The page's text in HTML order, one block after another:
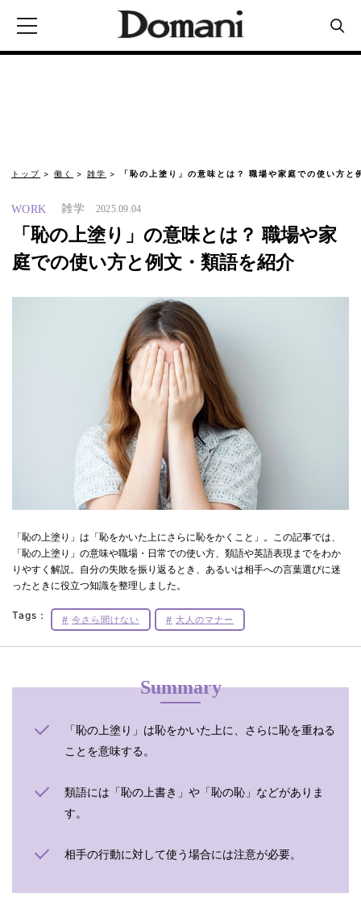
トップ 働く 雑学 「恥の上塗り」の意味とは？ 職場や家庭での使い方と
WORK 雑学 2025.09.04
「恥の上塗り」の意味とは？ 職場や家
庭での使い方と例文・類語を紹介
「恥の上塗り」は「恥をかいた上にさらに恥をかくこと」。この記事では、
「恥の上塗り」の意味や職場・日常での使い方、類語や英語表現までをわか
りやすく解説。自分の失敗を振り返るとき、あるいは相手への言葉選びに迷
ったときに役立つ知識を整理しました。
Tags： 今さら聞けない 大人のマナー
Summary
「恥の上塗り」は恥をかいた上に、さらに恥を重ねる
ことを意味する。
類語には「恥の上書き」や「恥の恥」などがありま
す。
相手の行動に対して使う場合には注意が必要。